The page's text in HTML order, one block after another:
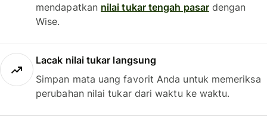
mendapatkan nilai tukar tengah pasardengan
Wise.
Lacak nilai tukar langsung
Simpan mata uang favorit Anda untuk memeriksa
perubahan nilai tukar dari waktu ke waktu.